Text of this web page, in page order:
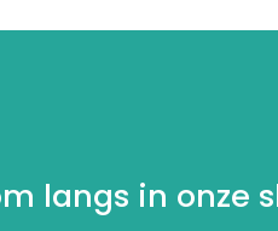
langs in onze